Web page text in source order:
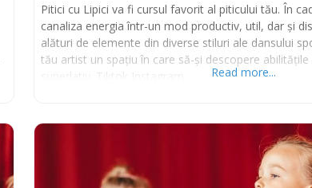
Pitici cu Lipici va fi cursul favorit al piticului tău. În
canaliza energia într-un mod productiv, util, dar și
alături de elemente din diverse stiluri ale dansului
tău artist un spațiu în care să-și descopere abilitățile
superlativ. Tiktok Instagram
Read more...